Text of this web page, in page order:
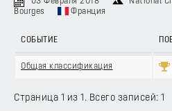
Bourges
Франция
СОБЫТИЕ
Общая классификация
Страница 1 из 1. Всего записей: 1